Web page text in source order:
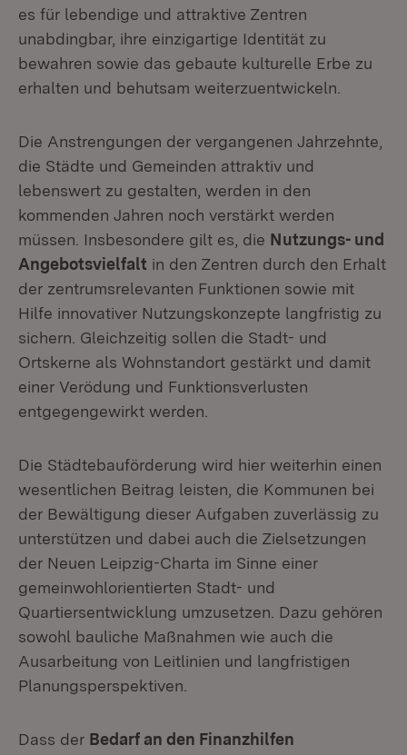
es für lebendige und attraktive Zentren
unabdingbar, ihre einzigartige Identität zu
bewahren sowie das gebaute kulturelle Erbe zu
erhalten und behutsam weiterzuentwickeln.
Die Anstrengungen der vergangenen Jahrzehnte,
die Städte und Gemeinden attraktiv und
lebenswert zu gestalten, werden in den
kommenden Jahren noch verstärkt werden
müssen. Insbesondere gilt es, die Nutzungs- und
Angebotsvielfalt in den Zentren durch den Erhalt
der zentrumsrelevanten Funktionen sowie mit
Hilfe innovativer Nutzungskonzepte langfristig zu
sichern. Gleichzeitig sollen die Stadt- und
Ortskerne als Wohnstandort gestärkt und damit
einer Verödung und Funktionsverlusten
entgegengewirkt werden.
Die Städtebauförderung wird hier weiterhin einen
wesentlichen Beitrag leisten, die Kommunen bei
der Bewältigung dieser Aufgaben zuverlässig zu
unterstützen und dabei auch die Zielsetzungen
der Neuen Leipzig-Charta im Sinne einer
gemeinwohlorientierten Stadt- und
Quartiersentwicklung umzusetzen. Dazu gehören
sowohl bauliche Maßnahmen wie auch die
Ausarbeitung von Leitlinien und langfristigen
Planungsperspektiven.
Dass der Bedarf an den Finanzhilfen